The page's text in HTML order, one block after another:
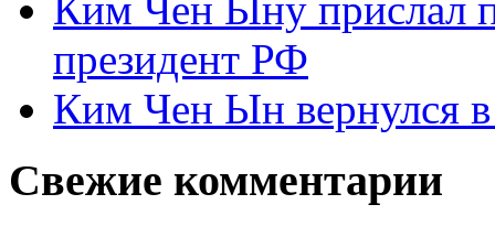
Ким Чен Ыну прислал
президент РФ
Ким Чен Ын вернулся
Свежие комментарии